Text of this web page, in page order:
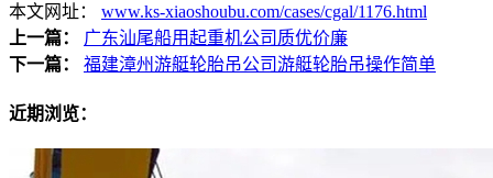
本文网址： www.ks-xiaoshoubu.com/cases/cgal/1176.html
上一篇：
广东汕尾船用起重机公司质优价廉
下一篇：
福建漳州游艇轮胎吊公司游艇轮胎吊操作简单
近期浏览：